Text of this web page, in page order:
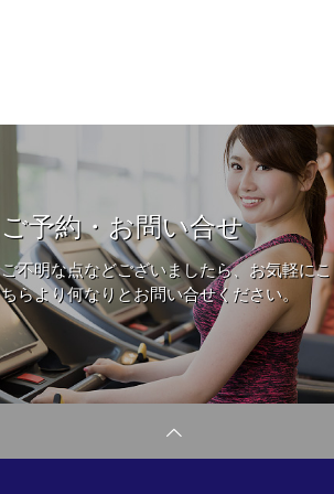
ご予約・お問い合せ
ご不明な点などございましたら、お気軽にこ
ちらより何なりとお問い合せください。